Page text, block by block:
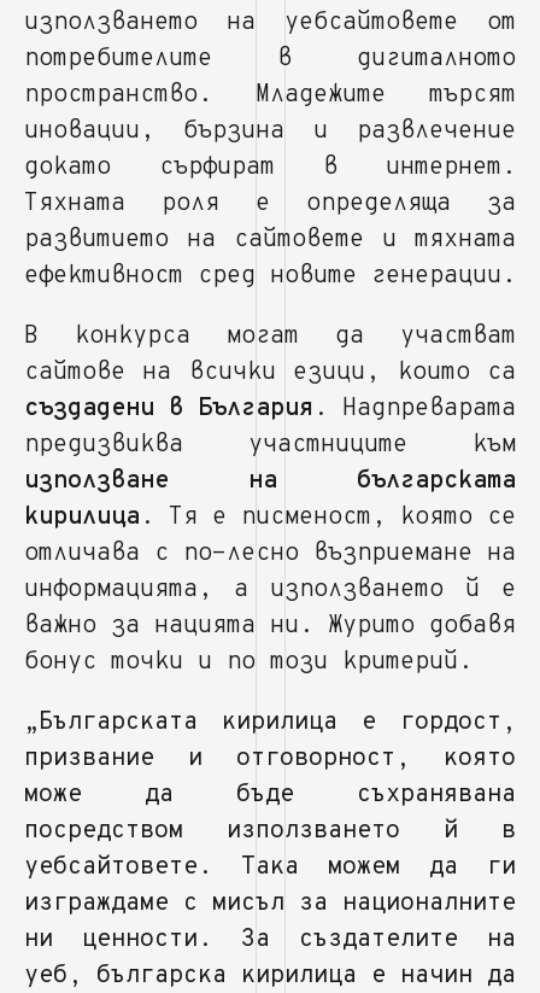
използването на уебсайтовете от
потребителите в дигиталното
пространство. Младежите търсят
иновации, бързина и развлечение
докато сърфират в интернет.
Тяхната роля е определяща за
развитието на сайтовете и тяхната
ефективност сред новите генерации.
В конкурса могат да участват
сайтове на всички езици, които са
създадени в България . Надпреварата
предизвиква участниците към
използване на българската
кирилица . Тя е писменост, която се
отличава с по-лесно възприемане на
информацията, а използването й е
важно за нацията ни. Журито добавя
бонус точки и по този критерий.
„Българската кирилица е гордост,
призвание и отговорност, която
може да бъде съхранявана
посредством използването й в
уебсайтовете. Така можем да ги
изграждаме с мисъл за националните
ни ценности. За създателите на
уеб, българска кирилица е начин да